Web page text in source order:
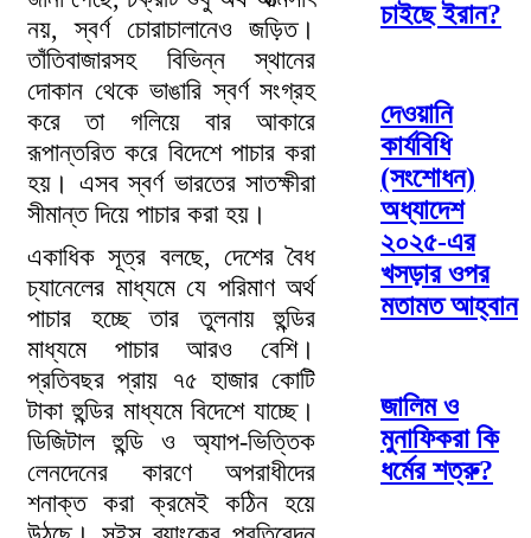
নয়, স্বর্ণ চোরাচালানেও জড়িত।
তাঁতিবাজারসহ বিভিন্ন স্থানের
দোকান থেকে ভাঙারি স্বর্ণ সংগ্রহ
করে তা গলিয়ে বার আকারে
রূপান্তরিত করে বিদেশে পাচার করা
হয়। এসব স্বর্ণ ভারতের সাতক্ষীরা
সীমান্ত দিয়ে পাচার করা হয়।
একাধিক সূত্র বলছে, দেশের বৈধ
চ্যানেলের মাধ্যমে যে পরিমাণ অর্থ
পাচার হচ্ছে তার তুলনায় হুন্ডির
মাধ্যমে পাচার আরও বেশি।
প্রতিবছর প্রায় ৭৫ হাজার কোটি
টাকা হুন্ডির মাধ্যমে বিদেশে যাচ্ছে।
ডিজিটাল হুন্ডি ও অ্যাপ-ভিত্তিক
লেনদেনের কারণে অপরাধীদের
শনাক্ত করা ক্রমেই কঠিন হয়ে
চাইছে ইরান?
দেওয়ানি
কার্যবিধি
(সংশোধন)
অধ্যাদেশ
২০২৫-এর
খসড়ার ওপর
মতামত আহ্বান
জালিম ও
মুনাফিকরা কি
ধর্মের শত্রু?